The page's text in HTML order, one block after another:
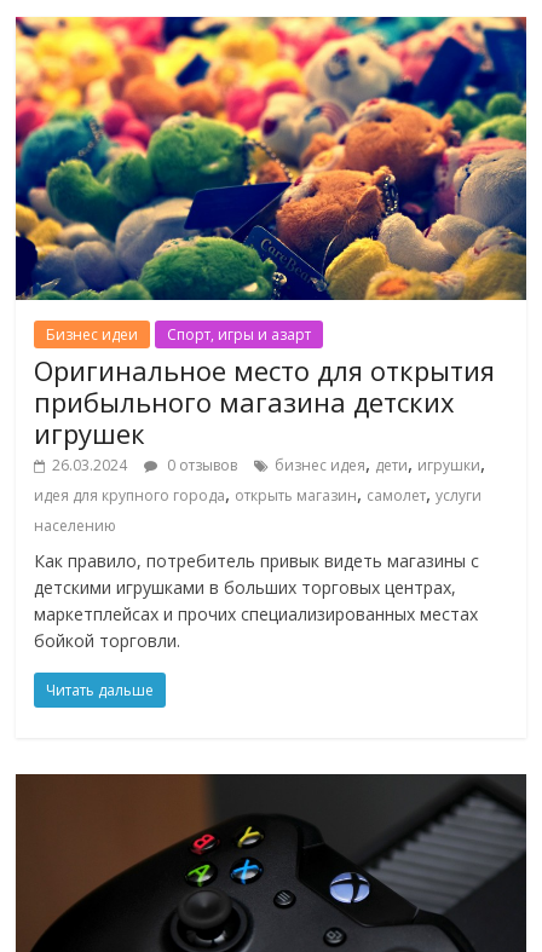
Бизнес идеи Спорт, игры и азарт
Оригинальное место для открытия
прибыльного магазина детских
игрушек
26.03.2024 0 отзывов бизнес идея, дети, игрушки,
идея для крупного города, открыть магазин, самолет,услуги
населению
Как правило, потребитель привык видеть магазины с
детскими игрушками в больших торговых центрах,
маркетплейсах и прочих специализированных местах
бойкой торговли.
Читать дальше